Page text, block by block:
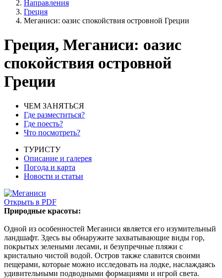
Направления
Греция
Меганиси: оазис спокойствия островной Греции
Греция, Меганиси: оазис
спокойствия островной
Греции
ЧЕМ ЗАНЯТЬСЯ
Где разместиться?
Где поесть?
Что посмотреть?
ТУРИСТУ
Описание и галерея
Погода и карта
Новости и статьи
Открыть в PDF
Природные красоты:
Одной из особенностей Меганиси является его изумительный
ландшафт. Здесь вы обнаружите захватывающие виды гор,
покрытых зелеными лесами, и безупречные пляжи с
кристально чистой водой. Остров также славится своими
пещерами, которые можно исследовать на лодке, наслаждаясь
удивительными подводными формациями и игрой света.